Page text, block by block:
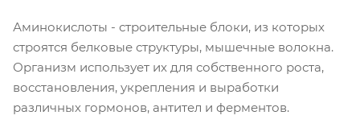
Аминокислоты - строительные блоки, из которых
строятся белковые структуры, мышечные волокна.
Организм использует их для собственного роста,
восстановления, укрепления и выработки
различных гормонов, антител и ферментов.